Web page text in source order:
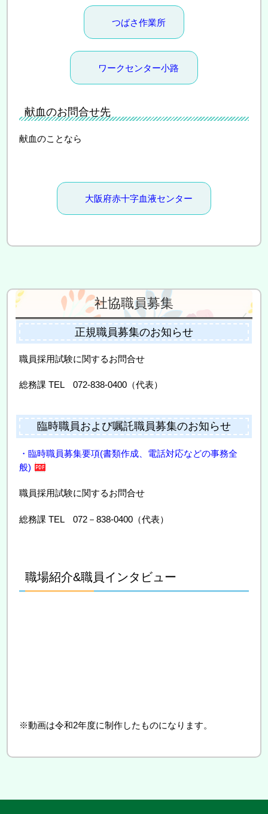
つばさ作業所
ワークセンター小路
献血のお問合せ先
献血のことなら
大阪府赤十字血液センター
社協職員募集
正規職員募集のお知らせ
職員採用試験に関するお問合せ
総務課 TEL 072-838-0400（代表）
臨時職員および嘱託職員募集のお知らせ
・臨時職員募集要項(書類作成、電話対応などの事務全
般)
職員採用試験に関するお問合せ
総務課 TEL 072－838-0400（代表）
職場紹介&職員インタビュー
※動画は令和2年度に制作したものになります。